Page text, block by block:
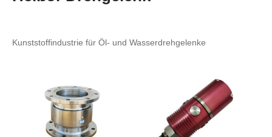
Kunststoffindustrie für Öl- und Wasserdrehgelenke